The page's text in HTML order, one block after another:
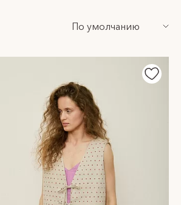
носить каждый день.
станет частью разных
Утром вы быстро собираете
любым низом, быстро создавая
и подчёркнутой
который выглядит современно,
По умолчанию